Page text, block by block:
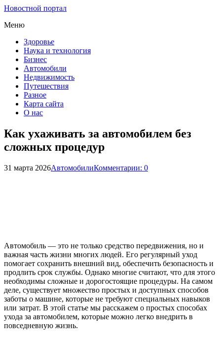
Новостной портал
Меню
Здоровье
Наука и технология
Бизнес
Автомобили
Недвижимость
Путешествия
Разное
Карта сайта
О нас
Как ухаживать за автомобилем без
сложных процедур
31 марта 2026АвтомобилиКомментарии: 0
Автомобиль — это не только средство передвижения, но и
важная часть жизни многих людей. Его регулярный уход
помогает сохранить внешний вид, обеспечить безопасность и
продлить срок службы. Однако многие считают, что для этого
необходимы сложные и дорогостоящие процедуры. На самом
деле, существует множество простых и доступных способов
заботы о машине, которые не требуют специальных навыков
или затрат. В этой статье мы расскажем о простых способах
ухода за автомобилем, которые можно легко внедрить в
повседневную жизнь.